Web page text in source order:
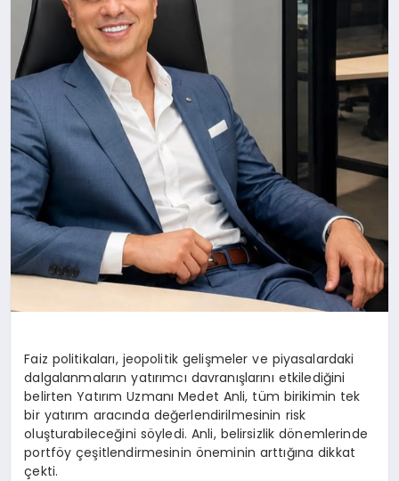
Faiz politikaları, jeopolitik gelişmeler ve piyasalardaki
dalgalanmaların yatırımcı davranışlarını etkilediğini
belirten Yatırım Uzmanı Medet Anli, tüm birikimin tek
bir yatırım aracında değerlendirilmesinin risk
oluşturabileceğini söyledi. Anli, belirsizlik dönemlerinde
portföy çeşitlendirmesinin öneminin arttığına dikkat
çekti.